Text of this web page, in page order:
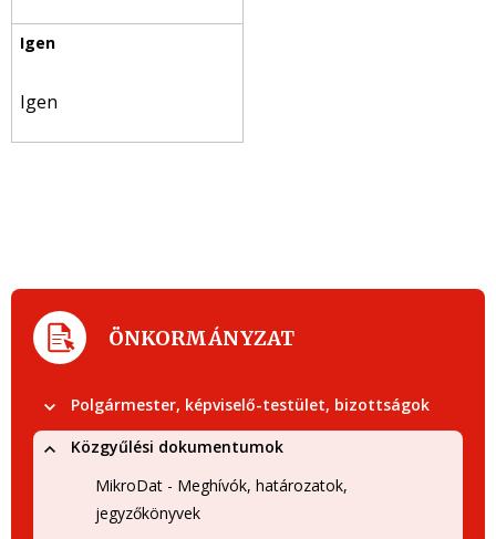
Igen
ÖNKORMÁNYZAT
Polgármester, képviselő-testület, bizottságok
Közgyűlési dokumentumok
MikroDat - Meghívók, határozatok,
jegyzőkönyvek